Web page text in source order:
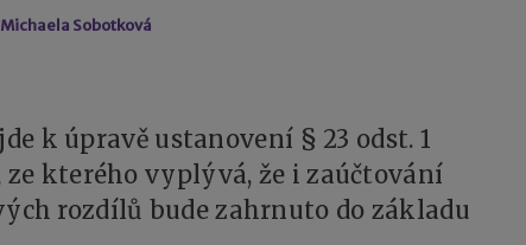
Sobotková
k úpravě ustanovení § 23 odst. 1
kterého vyplývá, že i zaúčtování
rozdílů bude zahrnuto do základu